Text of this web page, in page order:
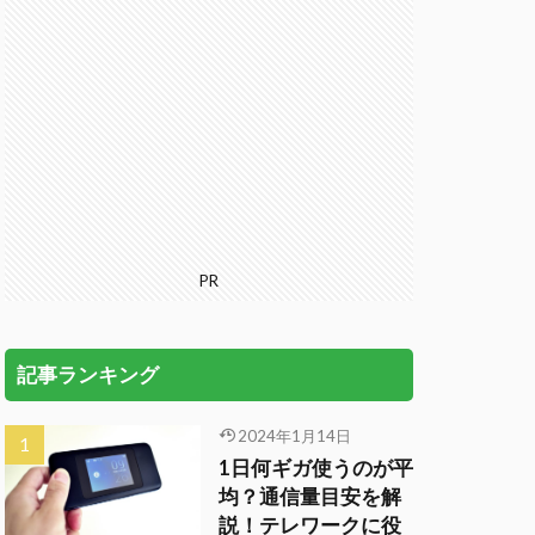
PR
記事ランキング
2024年1月14日
1日何ギガ使うのが平
均？通信量目安を解
説！テレワークに役